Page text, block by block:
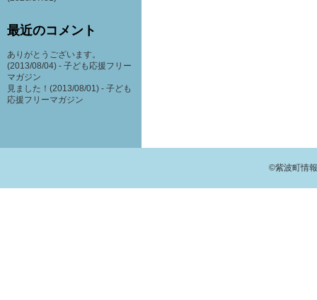
最近のコメント
ありがとうございます。
(2013/08/04) - 子ども応援フリー
マガジン
見ました！(2013/08/01) - 子ども
応援フリーマガジン
©紫波町情